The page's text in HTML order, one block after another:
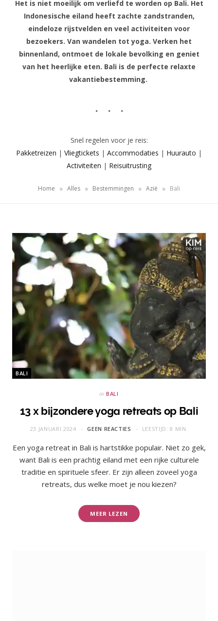
Het is niet moeilijk om verliefd te worden op Bali. Het
Indonesische eiland heeft zachte zandstranden,
eindeloze rijstvelden en veel activiteiten voor
bezoekers. Van wandelen tot yoga. Verken het
binnenland, ontmoet de lokale bevolking en geniet
van het heerlijke eten. Bali is de perfecte relaxte
vakantiebestemming.
Snel regelen voor je reis:
Pakketreizen | Vliegtickets | Accommodaties | Huurauto |
Activiteiten | Reisuitrusting
Home » Alles » Bestemmingen » Azië » Bali
BALI
in BALI
13 x bijzondere yoga retreats op Bali
23 JANUARI 2024 GEEN REACTIES LEESTIJD: 8 MIN.
Een yoga retreat in Bali is hartstikke populair. Niet zo gek,
want Bali is een prachtig eiland met een rijke culturele
traditie en spirituele sfeer. Er zijn alleen zoveel yoga
retreats, dus welke moet je nou kiezen?
MEER LEZEN